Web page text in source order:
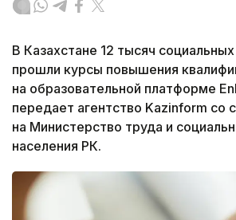
В Казахстане 12 тысяч
прошли курсы повышения
на образовательной платформе
передает агентство Kazinform со
на Министерство труда и
населения РК.